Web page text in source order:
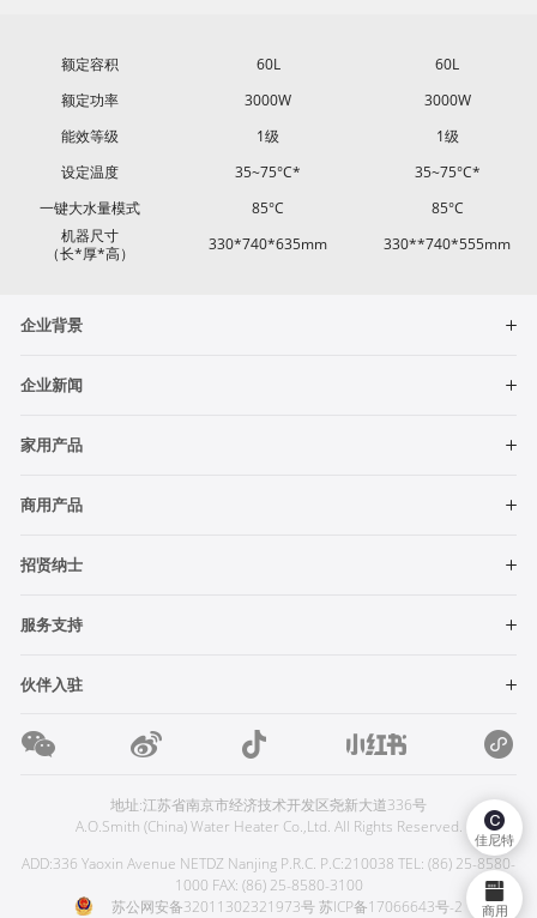
额定容积
额定功率
能效等级
设定温度
一键大水量模式
机器尺寸
（长*厚*高）
60L
3000W
1级
35~75°C*
85°C
330*740*635mm
60L
3000W
1级
35~75°C*
85°C
330**740*555mm
佳尼特
商用
企业背景
企业新闻
家用产品
商用产品
招贤纳士
服务支持
伙伴入驻
地址:江苏省南京市经济技术开发区尧新大道336号
A.O.Smith (China) Water Heater Co.,Ltd. All Rights Reserved.
ADD:336 Yaoxin Avenue NETDZ Nanjing P.R.C. P.C:210038 TEL: (86) 25-8580-
1000 FAX: (86) 25-8580-3100
苏公网安备32011302321973号苏ICP备17066643号-2